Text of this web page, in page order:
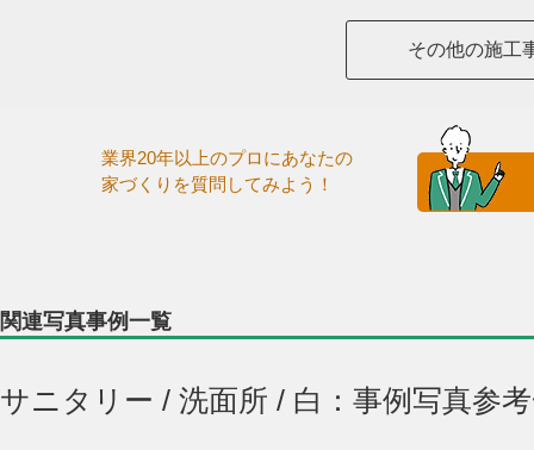
その他の施工
業界20年以上のプロにあなたの
家づくりを質問してみよう！
関連写真事例一覧
サニタリー / 洗面所 / 白：事例写真参